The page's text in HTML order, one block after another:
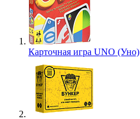
Карточная игра UNO (Уно)